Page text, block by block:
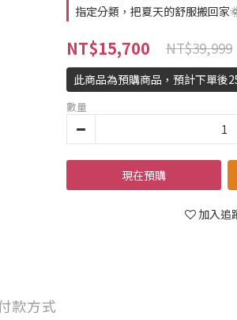
指定分類，把夏天的舒服搬回家
NT$15,700 NT$39,999
此商品為預購商品，預計下單後
數量
現在預購
加入追
款方式